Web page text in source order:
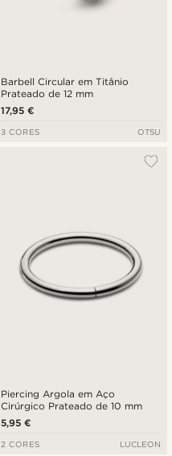
Barbell Circular em Titânio
Prateado de 12 mm
17,95 €
3 CORES OTSU
Piercing Argola em Aço
Cirúrgico Prateado de 10 mm
5,95 €
2 CORES LUCLEON